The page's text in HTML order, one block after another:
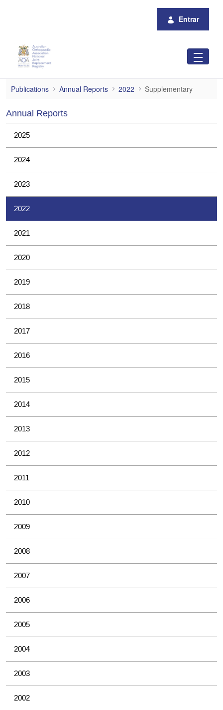
Entrar
Supplementary
Publications Annual Reports 2022 Supplementary
Annual Reports
2025
2024
2023
2022
2021
2020
2019
2018
2017
2016
2015
2014
2013
2012
2011
2010
2009
2008
2007
2006
2005
2004
2003
2002